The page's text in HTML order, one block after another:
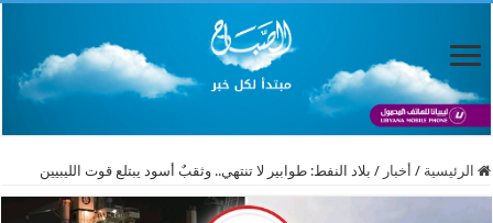
الرئيسية / أخبار / بلاد النفط: طوابير لا تنتهي.. وثقبٌ أسود يبتلع قوت الليبيين